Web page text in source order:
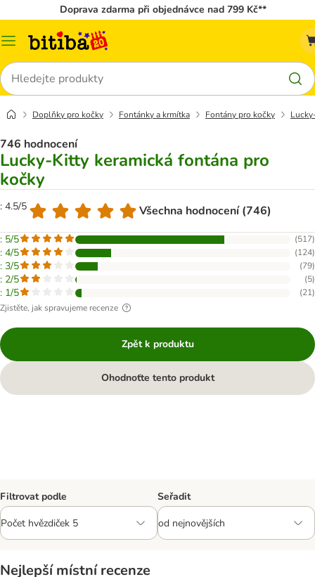
Doprava zdarma při objednávce nad 799 Kč**
Kategorie
Hledat
Doplňky pro kočky Fontánky a krmítka Fontány pro kočky
746 hodnocení
Lucky-Kitty keramická fontána pro
kočky
: 4.5/5 Všechna hodnocení (746)
: 5/5 (517)
: 4/5 (124)
: 3/5 (79)
: 2/5 (5)
: 1/5 (21)
Zjistěte, jak spravujeme recenze
Zpět k produktu
Ohodnoťte tento produkt
Filtrovat podle Seřadit
Nejlepší místní recenze